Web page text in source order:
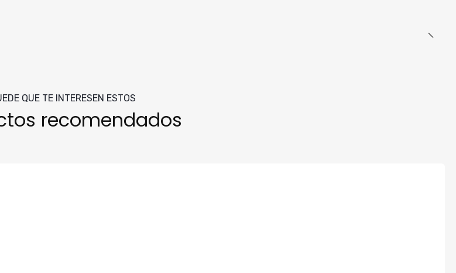
QUE TE INTERESEN ESTOS
recomendados